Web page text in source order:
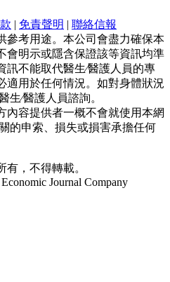
| 免責聲明 | 聯絡信報
參考用途。本公司會盡力確保本
會明示或隱含保證該等資訊均準
不能取代醫生∕醫護人員的專
適用於任何情況。如對身體狀況
∕醫護人員諮詢。
內容提供者一概不會就使用本網
的申索、損失或損害承擔任何
，不得轉載。
Journal Company